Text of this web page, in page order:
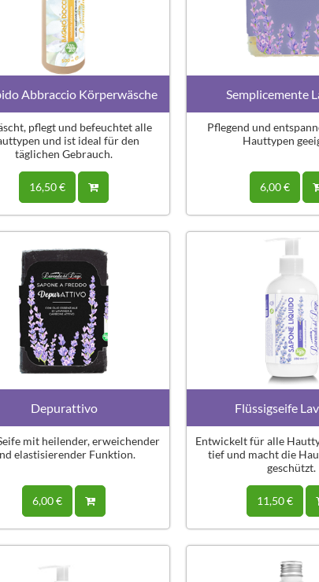
Abbraccio Körperwäsche
pflegt und befeuchtet alle
und ist ideal für den
täglichen Gebrauch.
16,50 €
Semplicemente
Pflegend und
Hauttypen
6,00 €
Depurattivo
mit heilender, erweichender
elastisierender Funktion.
6,00 €
Flüssigseife
Entwickelt für alle
tief und macht die
geschützt.
11,50 €